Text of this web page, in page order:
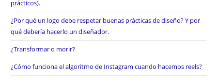
prácticos).
¿Por qué un logo debe respetar buenas prácticas de diseño? Y por
qué debería hacerlo un diseñador.
¿Transformar o morir?
¿Cómo funciona el algoritmo de Instagram cuando hacemos reels?